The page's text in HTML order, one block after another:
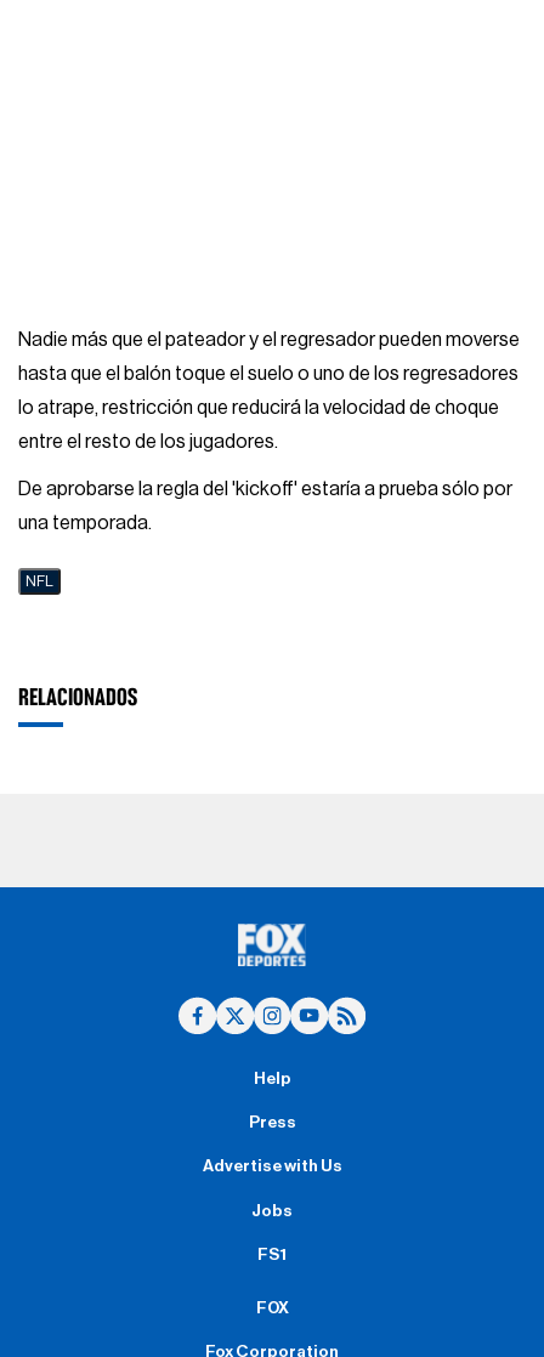
Nadie más que el pateador y el regresador pueden moverse
hasta que el balón toque el suelo o uno de los regresadores
lo atrape, restricción que reducirá la velocidad de choque
entre el resto de los jugadores.
De aprobarse la regla del 'kickoff' estaría a prueba sólo por
una temporada.
NFL
RELACIONADOS
Help
Press
Advertise with Us
Jobs
FS1
FOX
Fox Corporation